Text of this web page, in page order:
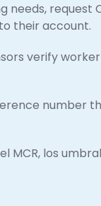
needs, request
their account.
verify
number
MCR, los